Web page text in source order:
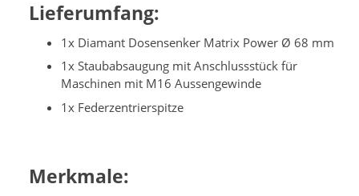
Lieferumfang:
1x Diamant Dosensenker Matrix Power Ø 68 mm
1x Staubabsaugung mit Anschlussstück für
Maschinen mit M16 Aussengewinde
1x Federzentrierspitze
Merkmale: